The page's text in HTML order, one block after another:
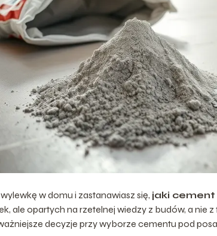
w domu i zastanawiasz się, jaki
ale opartych na rzetelnej wiedzy z budów, a nie
decyzje przy wyborze cementu pod